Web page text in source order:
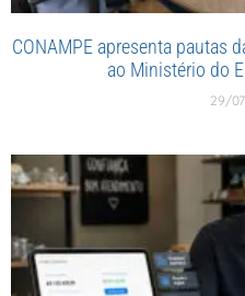
CONAMPE apresenta pautas
ao Ministério do
29/